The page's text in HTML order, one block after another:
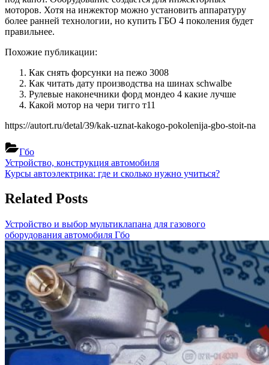
моторов. Хотя на инжектор можно установить аппаратуру
более ранней технологии, но купить ГБО 4 поколения будет
правильнее.
Похожие публикации:
Как снять форсунки на пежо 3008
Как читать дату производства на шинах schwalbe
Рулевые наконечники форд мондео 4 какие лучше
Какой мотор на чери тигго т11
https://autort.ru/detal/39/kak-uznat-kakogo-pokolenija-gbo-stoit-na
Гбо
Навигация
по
записям
Previous
Post:
Устройство, конструкция автомобиля
Next
Курсы автоэлектрика: где и сколько нужно учиться?
Related Posts
Устройство и выбор мультиклапана для газового
оборудования автомобиля Гбо